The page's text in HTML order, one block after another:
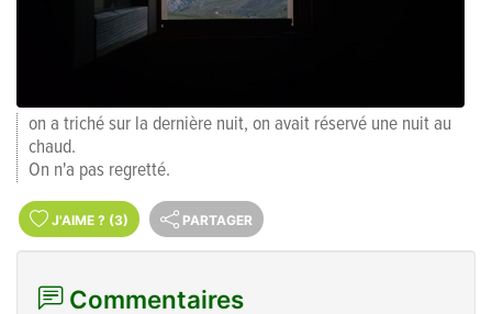
on a triché sur la dernière nuit, on avait réservé une nuit au
chaud.
On n'a pas regretté.
J'AIME ? (3) PARTAGER
Commentaires